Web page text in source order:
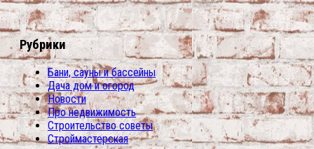
Рубрики
Бани, сауны и бассейны
Дача дом и огород
Новости
Про недвижимость
Строительство советы
Строймастерская